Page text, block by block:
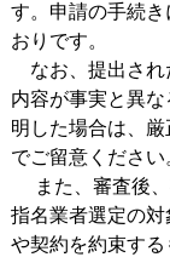
す。申請の手続
おりです。
なお、提出され
内容が事実と異
明した場合は、
でご留意ください
また、審査後、
指名業者選定の
や契約を約束する